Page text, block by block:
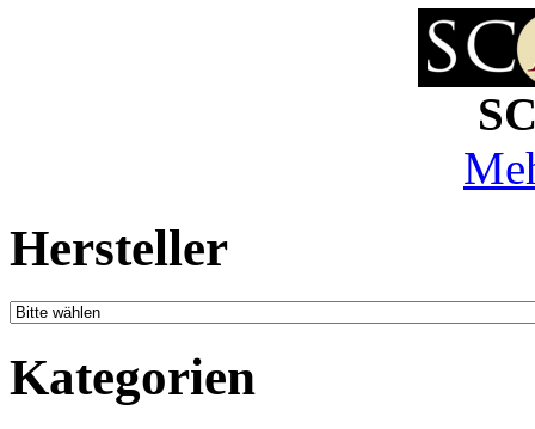
Hersteller
Kategorien